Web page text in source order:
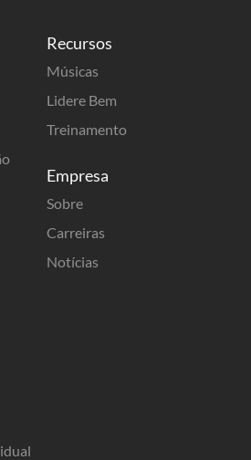
Recursos
Músicas
Lidere Bem
Treinamento
Empresa
Sobre
Carreiras
Notícias